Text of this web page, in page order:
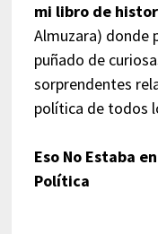
mi libro de
Almuzara) donde
puñado de
sorprendentes
política de todos
Eso No Estaba
Política